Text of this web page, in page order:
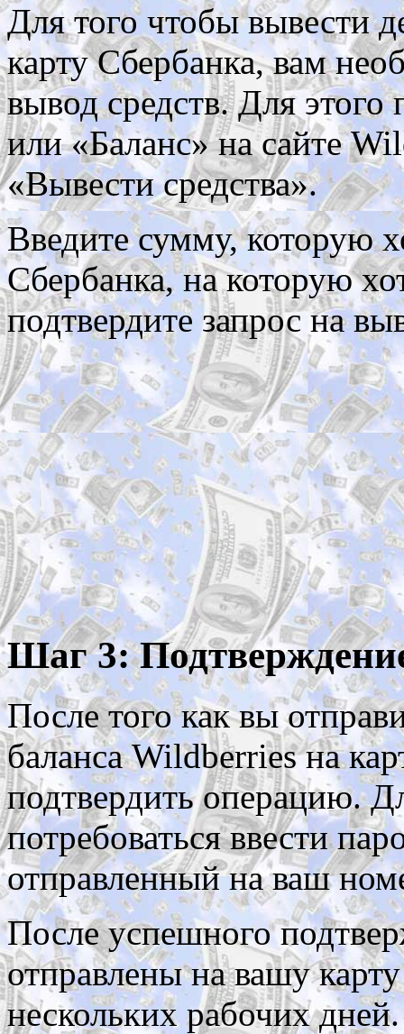
Для того чтобы вывести
карту Сбербанка, вам
вывод средств. Для
или «Баланс» на сайте
«Вывести средства».
Введите сумму, которую
Сбербанка, на которую
подтвердите запрос на
Шаг 3:
После того как вы
баланса Wildberries на
подтвердить операцию.
потребоваться ввести
отправленный на ваш
После успешного
отправлены на вашу
нескольких рабочих дней.